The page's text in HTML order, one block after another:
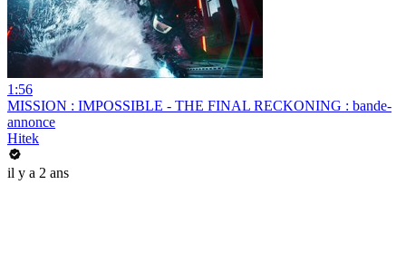
1:56
MISSION : IMPOSSIBLE - THE FINAL RECKONING : bande-
annonce
Hitek
il y a 2 ans